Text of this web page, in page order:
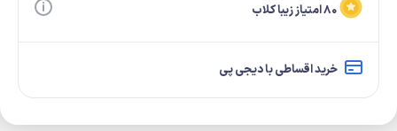
۸۰ امتیاز زیبا کلاب
خرید اقساطی با دیجی پی